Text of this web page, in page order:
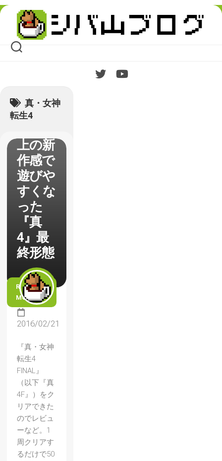
Skip
content
真・女神
転生4
【真・
女神転
FINAL
】レビ
ュー
上の新
作感で
遊びや
すくな
った
『真
4』最
終形態
READ
MORE
2016/02/21
『真・女神
転生4
FINAL』
（以下『真
4F』）をク
リアできた
のでレビュ
ーなど。1
周クリアす
るだけで50